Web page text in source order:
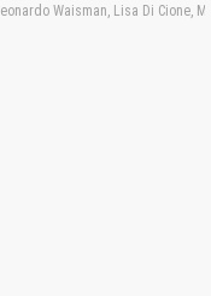
Waisman, Lisa Di Cione,